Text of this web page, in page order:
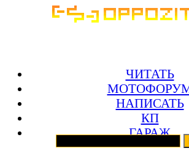
ЧИТАТЬ
НАПИСАТЬ
КП
ГАРАЖ